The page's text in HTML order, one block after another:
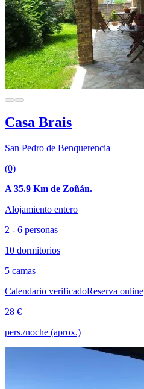
Casa Brais
San Pedro de Benquerencia
(0)
A 35.9 Km de Zoñán.
Alojamiento entero
2 - 6 personas
10 dormitorios
5 camas
Calendario verificadoReserva online
28 €
pers./noche (aprox.)